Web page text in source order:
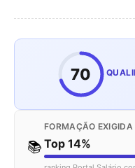
70
📚
FORMAÇÃO EXIGIDA
Top 14%